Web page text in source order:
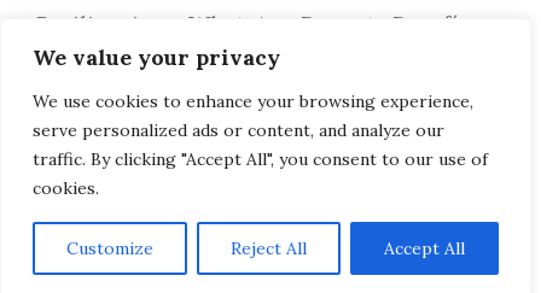
We value your privacy
We use cookies to enhance your browsing experience,
serve personalized ads or content, and analyze our
traffic. By clicking "Accept All", you consent to our use of
cookies.
Customize Reject All Accept All
Resiliencia en WhatsApp Durante Desafíos
Personales
Frases Inspiradoras para Motivar a tus
Hijos a Cuidar su Bienestar Emocional
AVISO LEGAL, POLITICA DE PRIVACIDAD, COOKIES